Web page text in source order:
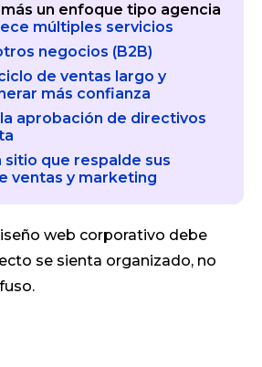
un enfoque tipo agencia
múltiples servicios
negocios (B2B)
de ventas largo y
más confianza
aprobación de directivos
sitio que respalde sus
ventas y marketing
web corporativo debe
se sienta organizado, no